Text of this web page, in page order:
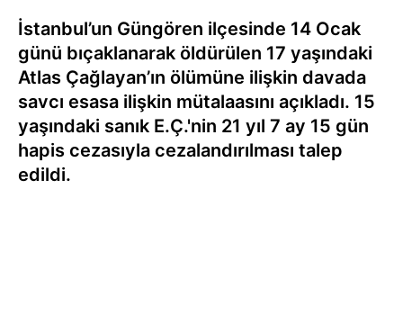
İstanbul’un Güngören ilçesinde 14 Ocak
günü bıçaklanarak öldürülen 17 yaşındaki
Atlas Çağlayan’ın ölümüne ilişkin davada
savcı esasa ilişkin mütalaasını açıkladı. 15
yaşındaki sanık E.Ç.'nin 21 yıl 7 ay 15 gün
hapis cezasıyla cezalandırılması talep
edildi.